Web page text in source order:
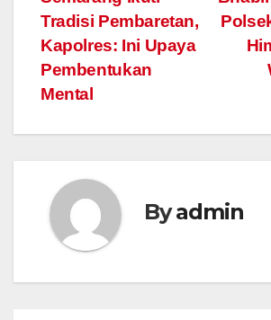
Tradisi Pembaretan,
Kapolres: Ini Upaya
Pembentukan
Mental
Byadmin